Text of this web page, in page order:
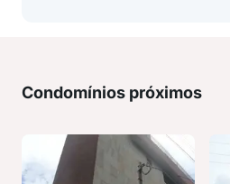
Condomínios próximos